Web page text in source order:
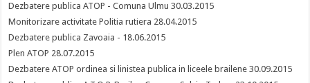
Dezbatere publica ATOP - Comuna Ulmu 30.03.2015
Monitorizare activitate Politia rutiera 28.04.2015
Dezbatere publica Zavoaia - 18.06.2015
Plen ATOP 28.07.2015
Dezbatere ATOP ordinea si linistea publica in liceele brailene 30.09.2015